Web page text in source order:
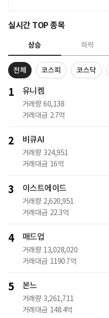
실시간 TOP 종목
상승 하락
전체 코스피 코스닥
1 유니켐
거래량 60,138
거래대금 2.7억
2 비큐AI
거래량 324,951
거래대금 16억
3 이스트에이드
거래량 2,620,951
거래대금 22.3억
4 매드업
거래량 13,028,020
거래대금 1190.7억
5 본느
거래량 3,261,711
거래대금 148.4억